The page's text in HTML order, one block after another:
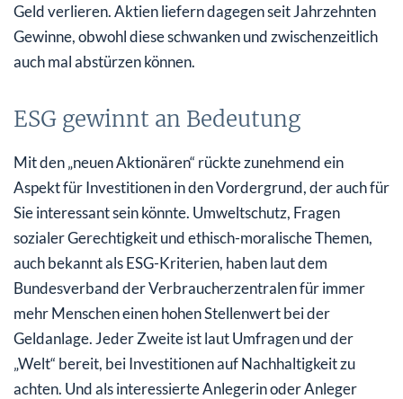
Geld verlieren. Aktien liefern dagegen seit Jahrzehnten
Gewinne, obwohl diese schwanken und zwischenzeitlich
auch mal abstürzen können.
ESG gewinnt an Bedeutung
Mit den „neuen Aktionären“ rückte zunehmend ein
Aspekt für Investitionen in den Vordergrund, der auch für
Sie interessant sein könnte. Umweltschutz, Fragen
sozialer Gerechtigkeit und ethisch-moralische Themen,
auch bekannt als ESG-Kriterien, haben laut dem
Bundesverband der Verbraucherzentralen für immer
mehr Menschen einen hohen Stellenwert bei der
Geldanlage. Jeder Zweite ist laut Umfragen und der
„Welt“ bereit, bei Investitionen auf Nachhaltigkeit zu
achten. Und als interessierte Anlegerin oder Anleger